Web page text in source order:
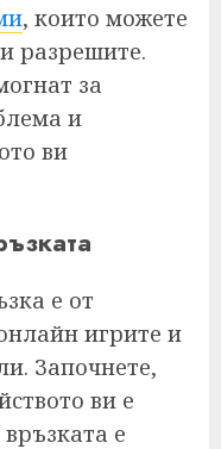
, които можете
разрешите.
за
и
ви
е от
игрите и
Започнете,
ви е
е